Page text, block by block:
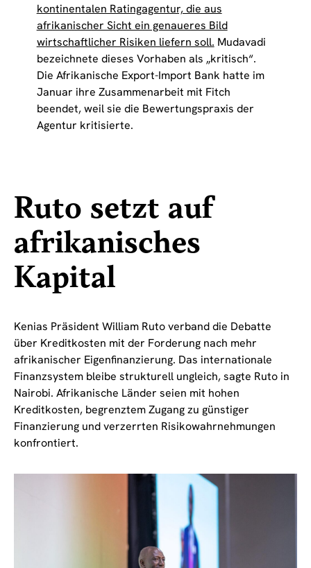
kontinentalen Ratingagentur, die aus
afrikanischer Sicht ein genaueres Bild
wirtschaftlicher Risiken liefern soll. Mudavadi
bezeichnete dieses Vorhaben als „kritisch“.
Die Afrikanische Export-Import Bank hatte im
Januar ihre Zusammenarbeit mit Fitch
beendet, weil sie die Bewertungspraxis der
Agentur kritisierte.
Ruto setzt auf
afrikanisches
Kapital
Kenias Präsident William Ruto verband die Debatte
über Kreditkosten mit der Forderung nach mehr
afrikanischer Eigenfinanzierung. Das internationale
Finanzsystem bleibe strukturell ungleich, sagte Ruto in
Nairobi. Afrikanische Länder seien mit hohen
Kreditkosten, begrenztem Zugang zu günstiger
Finanzierung und verzerrten Risikowahrnehmungen
konfrontiert.